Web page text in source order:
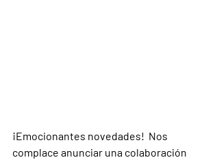
¡Emocionantes novedades!  Nos
complace anunciar una colaboración